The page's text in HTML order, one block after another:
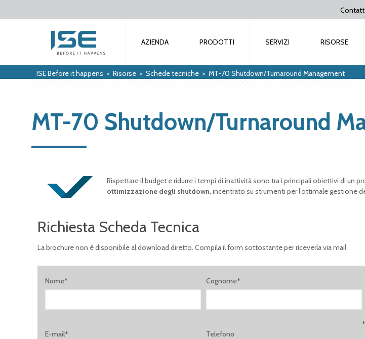
AZIENDA PRODOTTI SERVIZI RISORSE
ISE Before it happens > Risorse > Schede tecniche > MT-70 Shutdown/Turnaround Management
MT-70 Shutdown/Turnaround
Rispettare il budget e ridurre i tempi di inattività sono tra i principali obiettivi di un
ottimizzazione degli shutdown, incentrato su strumenti per l’ottimale gestione
Richiesta Scheda Tecnica
La brochure non è disponibile al download diretto. Compila il form sottostante per riceverla via mail
Nome* Cognome*
E-mail* Telefono